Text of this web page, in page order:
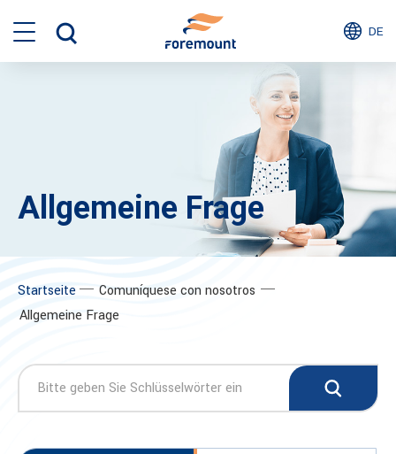
DE
Allgemeine Frage
Startseite ─ Comuníquese con nosotros ─
Allgemeine Frage